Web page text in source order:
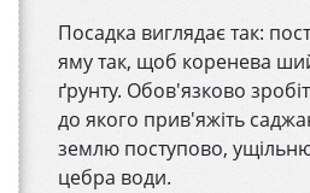
Посадка виглядає так:
яму так, щоб коренева
ґрунту. Обов'язково
до якого прив'яжіть
землю поступово,
цебра води.